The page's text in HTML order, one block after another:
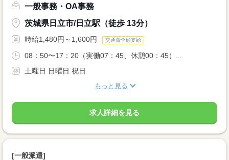
一般事務・OA事務
茨城県日立市/日立駅（徒歩 13分）
時給1,480円～1,600円 交通費全額支給
08：50〜17：20（実働07：45、休憩00：45）...
土曜日 日曜日 祝日
もっと見る
求人詳細を見る
[一般派遣]